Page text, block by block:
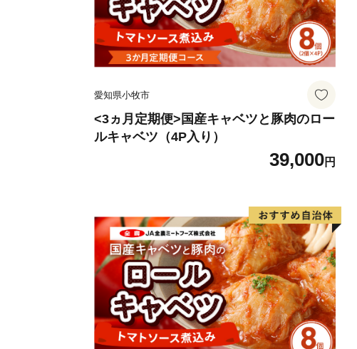
愛知県小牧市
<3ヵ月定期便>国産キャベツと豚肉のロー
ルキャベツ（4P入り）
39,000円